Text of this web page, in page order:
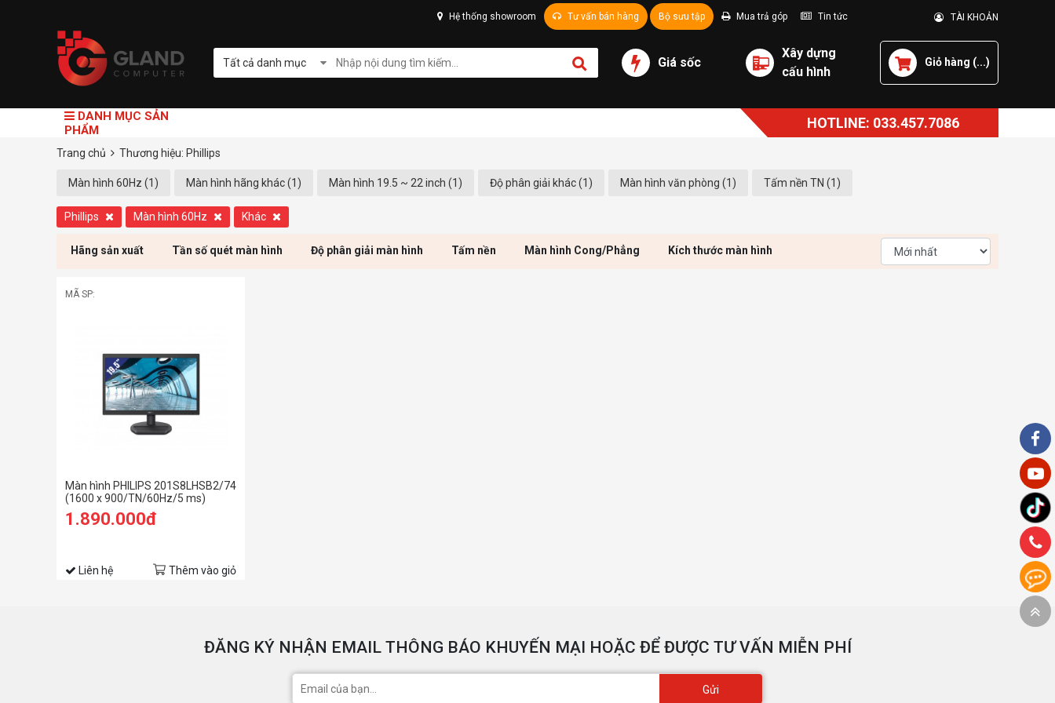
Hệ thống showroom Tư vấn bán hàng Bộ sưu tập Mua trả góp Tin tức TÀI KHOẢN
Tất cả danh mục Giá sốc
Xây dựng
cấu hình
Giỏ hàng (...)
DANH MỤC SẢN
PHẨM
HOTLINE: 033.457.7086
Trang chủ Thương hiệu: Phillips
Màn hình 60Hz (1) Màn hình hãng khác (1) Màn hình 19.5 ~ 22 inch (1) Độ phân giải khác (1) Màn hình văn phòng (1) Tấm nền TN (1)
Phillips Màn hình 60Hz Khác
Hãng sản xuất Tần số quét màn hình Độ phân giải màn hình Tấm nền Màn hình Cong/Phẳng Kích thước màn hình
MÃ SP:
Màn hình PHILIPS 201S8LHSB2/74
(1600 x 900/TN/60Hz/5 ms)
1.890.000đ
Liên hệ Thêm vào giỏ
ĐĂNG KÝ NHẬN EMAIL THÔNG BÁO KHUYẾN MẠI HOẶC ĐỂ ĐƯỢC TƯ VẤN MIỄN PHÍ
Gửi